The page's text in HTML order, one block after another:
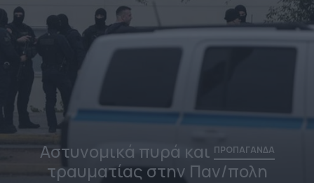
Αστυνομικά πυρά και ΠΡΟΠΑΓΑΝΔΑ
τραυματίας στην Παν/πολη